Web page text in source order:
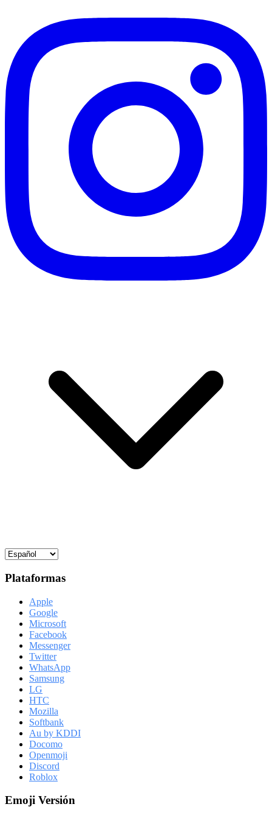
Plataformas
Apple
Google
Microsoft
Facebook
Messenger
Twitter
WhatsApp
Samsung
LG
HTC
Mozilla
Softbank
Au by KDDI
Docomo
Openmoji
Discord
Roblox
Emoji Versión